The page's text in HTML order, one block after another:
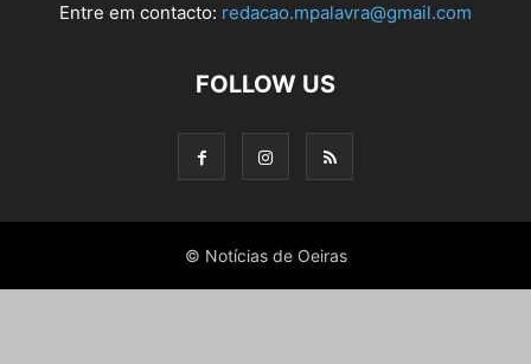
Entre em contacto: redacao.mpalavra@gmail.com
FOLLOW US
© Notícias de Oeiras